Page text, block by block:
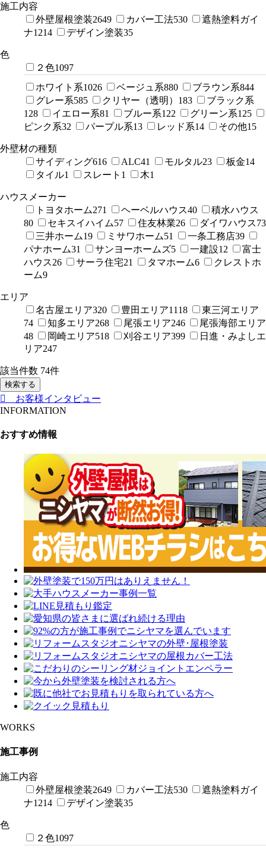
施工内容
外壁屋根塗装2649 カバー工法530
遮熱塗料ガイ
ナ1214 デザイン塗装35
色
２色1097
ホワイト系1026 ベージュ系880 ブラウン系844
グレー系585 クリヤー（透明） 183
ブラック系
128
イエロー系81 ブルー系122 グリーン系125
ピンク系32 パープル系13 レッド系14 その他15
外壁材の種類
サイディング616 ALC41 モルタル23 板金14
タイル1 スレート 1 木1
ハウスメーカー
トヨタホーム271 ヘーベルハウス40
積水ハウス
80
セキスイハイム57 住友林業26 ダイワハウス73
三井ホーム19 ミサワホーム51 一条工務店39
パナホーム31 サンヨーホームズ5 一建設12
富士
ハウス26 サーラ住宅21 タマホーム6
クレストホ
ーム9
エリア
名古屋エリア320 豊田エリア1118
東三河エリア
74
知多エリア268 尾張エリア246
尾張海部エリア
48
岡崎エリア518 刈谷エリア399
日進・みよしエ
リア247
該当件数 74件
検索する
お客様インタビュー
INFORMATION
おすすめ情報
WORKS
施工事例
施工内容
外壁屋根塗装2649 カバー工法530
遮熱塗料ガイ
ナ1214 デザイン塗装35
色
２色1097